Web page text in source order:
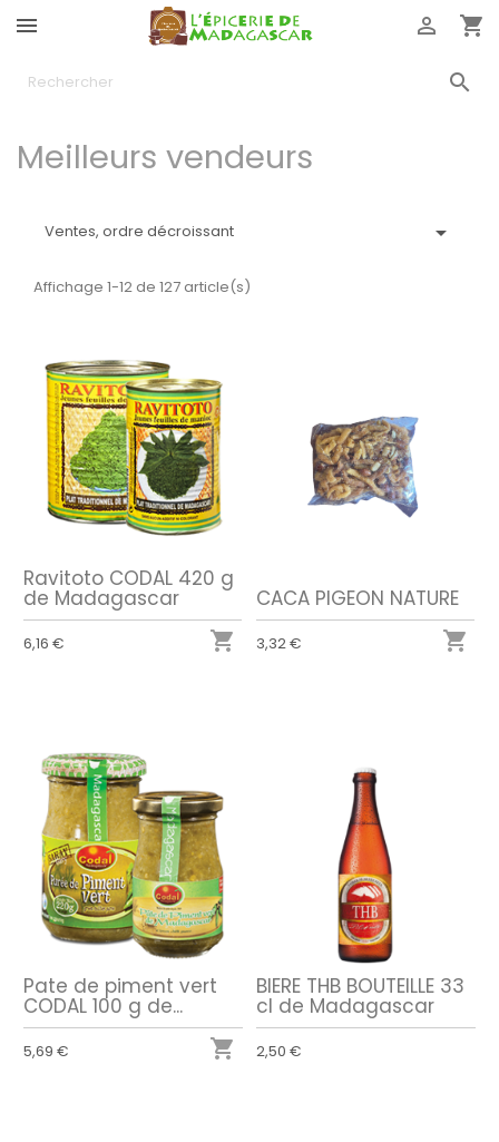
 


Meilleurs vendeurs
Ventes, ordre décroissant 
Affichage 1-12 de 127 article(s)
Ravitoto CODAL 420 g
de Madagascar
6,16 € 
CACA PIGEON NATURE
3,32 € 
Pate de piment vert
CODAL 100 g de...
5,69 € 
BIERE THB BOUTEILLE 33
cl de Madagascar
2,50 €